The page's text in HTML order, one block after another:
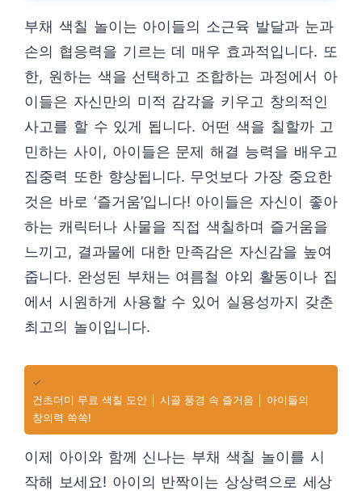
부채 색칠 놀이는 아이들의 소근육 발달과 눈과
손의 협응력을 기르는 데 매우 효과적입니다. 또
한, 원하는 색을 선택하고 조합하는 과정에서 아
이들은 자신만의 미적 감각을 키우고 창의적인
사고를 할 수 있게 됩니다. 어떤 색을 칠할까 고
민하는 사이, 아이들은 문제 해결 능력을 배우고
집중력 또한 향상됩니다. 무엇보다 가장 중요한
것은 바로 ‘즐거움’입니다! 아이들은 자신이 좋아
하는 캐릭터나 사물을 직접 색칠하며 즐거움을
느끼고, 결과물에 대한 만족감은 자신감을 높여
줍니다. 완성된 부채는 여름철 야외 활동이나 집
에서 시원하게 사용할 수 있어 실용성까지 갖춘
최고의 놀이입니다.
✓
건초더미 무료 색칠 도안 │ 시골 풍경 속 즐거움 │ 아이들의
창의력 쑥쑥!
이제 아이와 함께 신나는 부채 색칠 놀이를 시
작해 보세요! 아이의 반짝이는 상상력으로 세상